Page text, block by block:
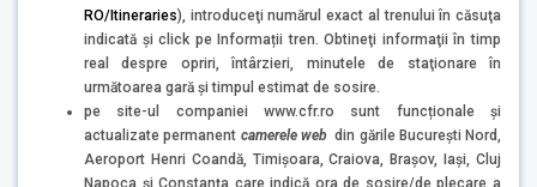
RO/Itineraries), introduceţi numărul exact al trenului în căsuţa
indicată şi click pe Informații tren. Obtineţi informaţii în timp
real despre opriri, întârzieri, minutele de staţionare în
următoarea gară şi timpul estimat de sosire.
pe site-ul companiei www.cfr.ro sunt funcționale și
actualizate permanent camerele web din gările București Nord,
Aeroport Henri Coandă, Timișoara, Craiova, Brașov, Iași, Cluj
Napoca și Constanța care indică ora de sosire/de plecare a